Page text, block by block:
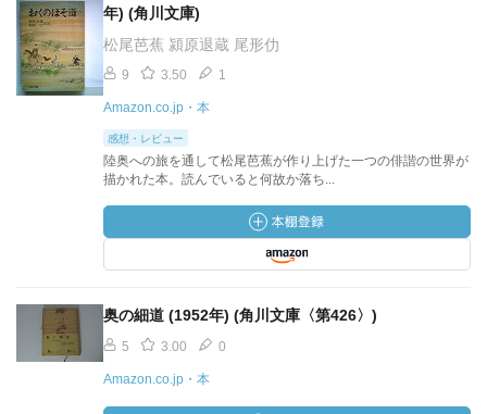
年) (角川文庫)
松尾芭蕉 潁原退蔵 尾形仂
9 3.50 1
Amazon.co.jp・本
感想・レビュー
陸奥への旅を通して松尾芭蕉が作り上げた一つの俳諧の世界が
描かれた本。読んでいると何故か落ち...
奥の細道 (1952年) (角川文庫〈第426〉)
5 3.00 0
Amazon.co.jp・本